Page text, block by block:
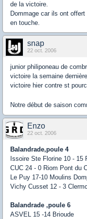
de la victoire.
Dommage car ils ont
en touche.
snap
22 oct. 2006
junior philiponeau de
victoire la semaine
victoire hier contre st
Notre début de saison
Enzo
22 oct. 2006
Balandrade,poule 4
Issoire Ste Florine 10 - 15
CUC 24 - 0 Riom Pont du
Le Puy 17-10 Moulins
Vichy Cusset 12 - 3
Balandrade ,poule 6
ASVEL 15 -14 Brioude